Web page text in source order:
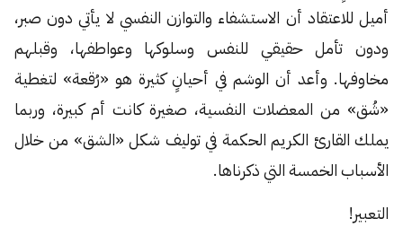
أميل للاعتقاد أن الاستشفاء والتوازن النفسي لا يأتي دون صبر،
ودون تأمل حقيقي للنفس وسلوكها وعواطفها، وقبلهم
مخاوفها. وأعد أن الوشم في أحيانٍ كثيرة هو «رُقعة» لتغطية
«شُق» من المعضلات النفسية، صغيرة كانت أم كبيرة، وربما
يملك القارئ الكريم الحكمة في توليف شكل «الشق» من خلال
الأسباب الخمسة التي ذكرناها.
التعبير!